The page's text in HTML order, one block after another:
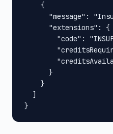
    {
"message":
      "extensions": {
"code":
      }
    }
  ]
}